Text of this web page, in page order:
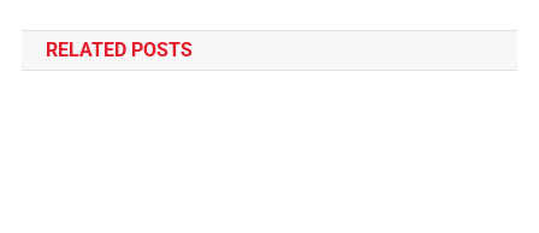
RELATED POSTS